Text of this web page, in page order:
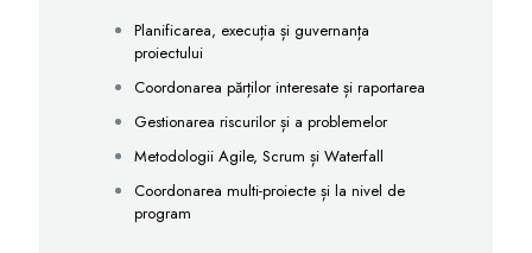
Planificarea, execuția și guvernanța
proiectului
Coordonarea părților interesate și raportarea
Gestionarea riscurilor și a problemelor
Metodologii Agile, Scrum și Waterfall
Coordonarea multi-proiecte și la nivel de
program